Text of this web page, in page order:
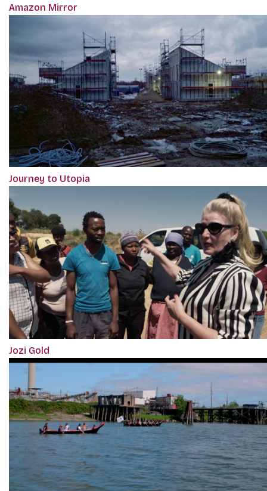
Amazon Mirror
Journey to Utopia
Jozi Gold